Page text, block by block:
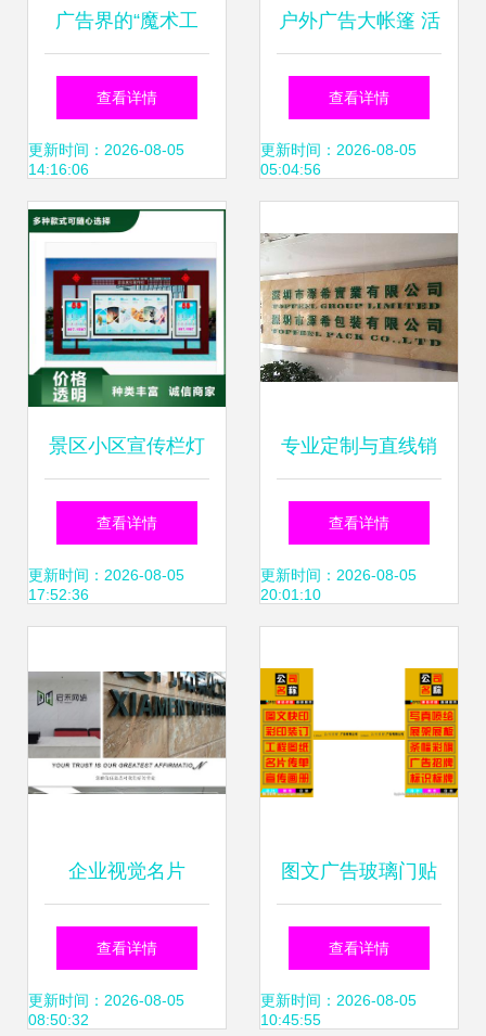
广告界的“魔术工
坊” 宿迁市思创广
告制品厂如何重塑
现代广告制作
查看详情
更新时间：2026-08-05
14:16:06
户外广告大帐篷 活
动促销伸缩帐篷定
制与选购全指南
查看详情
更新时间：2026-08-05
05:04:56
景区小区宣传栏灯
箱定制服务与软件
销售一体化解决方
查看详情
更新时间：2026-08-05
17:52:36
专业定制与直线销
售 深圳LOGO金属
招牌制作与软件销
查看详情
更新时间：2026-08-05
20:01:10
企业视觉名片
Logo墙、背景墙与
形象墙的广告制作
查看详情
更新时间：2026-08-05
08:50:32
图文广告玻璃门贴
广告 四图联动，创
意制胜
查看详情
更新时间：2026-08-05
10:45:55